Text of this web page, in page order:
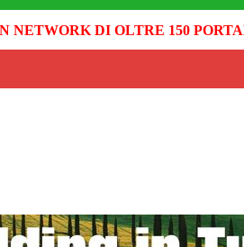
NETWORK DI OLTRE 150